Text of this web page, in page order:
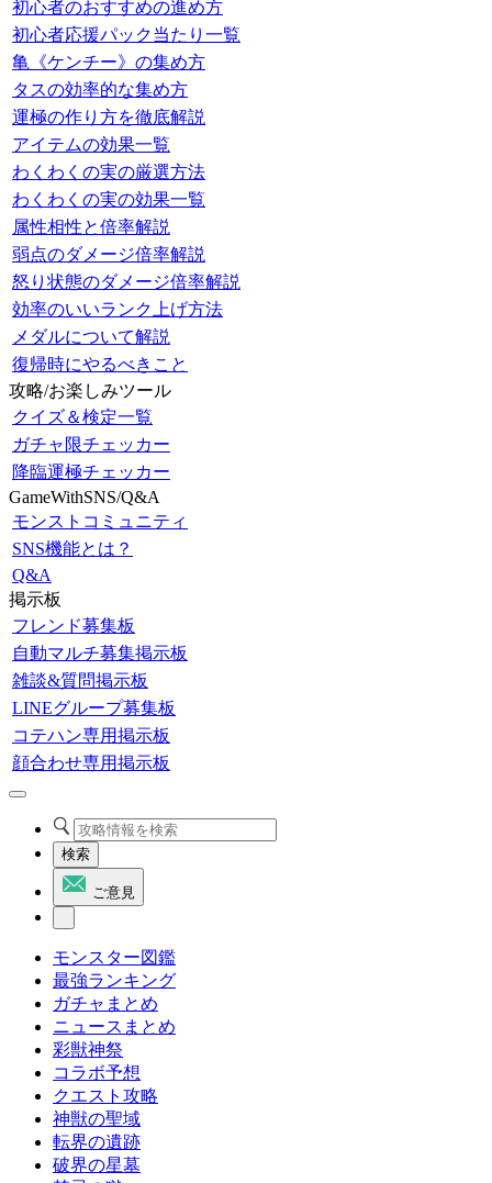
初心者のおすすめの進め方
初心者応援パック当たり一覧
亀《ケンチー》の集め方
タスの効率的な集め方
運極の作り方を徹底解説
アイテムの効果一覧
わくわくの実の厳選方法
わくわくの実の効果一覧
属性相性と倍率解説
弱点のダメージ倍率解説
怒り状態のダメージ倍率解説
効率のいいランク上げ方法
メダルについて解説
復帰時にやるべきこと
攻略/お楽しみツール
クイズ＆検定一覧
ガチャ限チェッカー
降臨運極チェッカー
GameWithSNS/Q&A
モンストコミュニティ
SNS機能とは？
Q&A
掲示板
フレンド募集板
自動マルチ募集掲示板
雑談&質問掲示板
LINEグループ募集板
コテハン専用掲示板
顔合わせ専用掲示板
検索
ご意見
モンスター図鑑
最強ランキング
ガチャまとめ
ニュースまとめ
彩獣神祭
コラボ予想
クエスト攻略
神獣の聖域
転界の遺跡
破界の星墓